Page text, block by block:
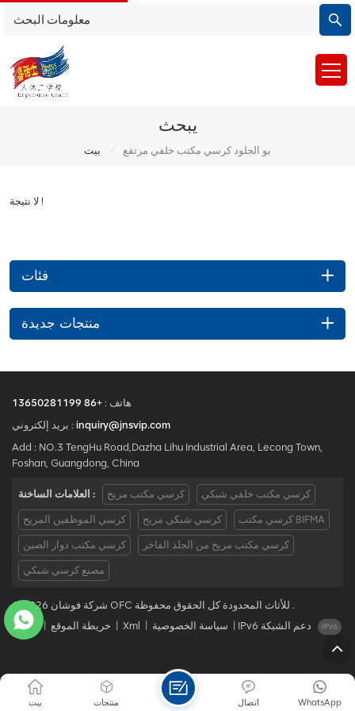
يبحث
بيت / بو الجلود كرسي مكتب خلفي مرتفع
لا نتيجة !
فئات
منتجات جديدة
هاتف : +86 13650281199
بريد إلكتروني : inquiry@jnsvip.com
Add : NO.3 TengHu Road,Dazha Lihu Industrial Area, Lecong Town,
Foshan, Guangdong, China
العلامات الساخنة : كرسي مكتب مريح كرسي مكتب خلفي شبكي
كرسي الموظفين المريح كرسي شبكي مريح كرسي مكتب BIFMA
كرسي مكتب دوار الصين كرسي مكتب مريح من الجلد الفاخر
مصنع كرسي شبكي
© 2026 شركة فوشان OFC للأثاث المحدودة كل الحقوق محفوظة .
مدونة | خريطة الموقع Xml سياسة الخصوصية
بيت منتجات WhatsApp اتصال